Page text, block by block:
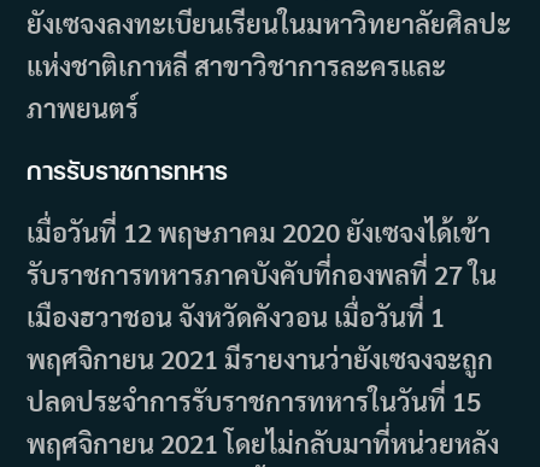
ยังเซจงลงทะเบียนเรียนในมหาวิทยาลัยศิลปะ
แห่งชาติเกาหลี สาขาวิชาการละครและ
ภาพยนตร์
การรับราชการทหาร
เมื่อวันที่ 12 พฤษภาคม 2020 ยังเซจงได้เข้า
รับราชการทหารภาคบังคับที่กองพลที่ 27 ใน
เมืองฮวาชอน จังหวัดคังวอน เมื่อวันที่ 1
พฤศจิกายน 2021 มีรายงานว่ายังเซจงจะถูก
ปลดประจำการรับราชการทหารในวันที่ 15
พฤศจิกายน 2021 โดยไม่กลับมาที่หน่วยหลัง